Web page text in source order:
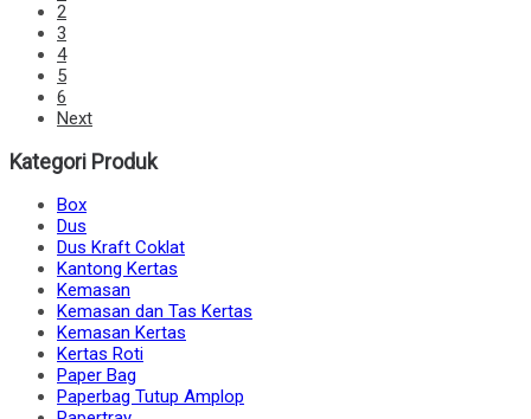
2
3
4
5
6
Next
Kategori Produk
Box
Dus
Dus Kraft Coklat
Kantong Kertas
Kemasan
Kemasan dan Tas Kertas
Kemasan Kertas
Kertas Roti
Paper Bag
Paperbag Tutup Amplop